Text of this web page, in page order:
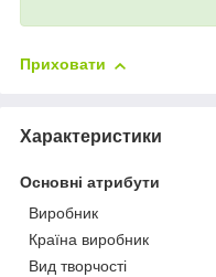
Приховати
Характеристики
Основні атрибути
Виробник
Країна виробник
Вид творчості